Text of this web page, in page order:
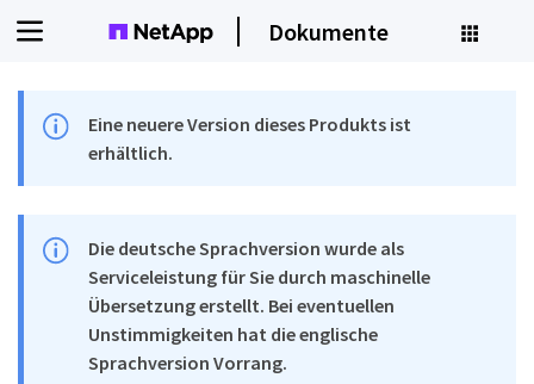
Dokumente
Eine neuere Version dieses Produkts ist
erhältlich.
Die deutsche Sprachversion wurde als
Serviceleistung für Sie durch maschinelle
Übersetzung erstellt. Bei eventuellen
Unstimmigkeiten hat die englische
Sprachversion Vorrang.